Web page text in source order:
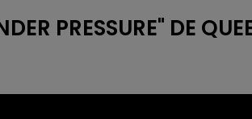
PRESSURE" DE